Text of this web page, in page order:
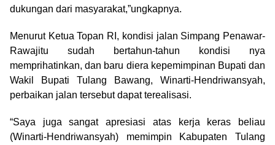
dukungan dari masyarakat,”ungkapnya.
Menurut Ketua Topan RI, kondisi jalan Simpang Penawar-
Rawajitu sudah bertahun-tahun kondisi nya
memprihatinkan, dan baru diera kepemimpinan Bupati dan
Wakil Bupati Tulang Bawang, Winarti-Hendriwansyah,
perbaikan jalan tersebut dapat terealisasi.
“Saya juga sangat apresiasi atas kerja keras beliau
(Winarti-Hendriwansyah) memimpin Kabupaten Tulang